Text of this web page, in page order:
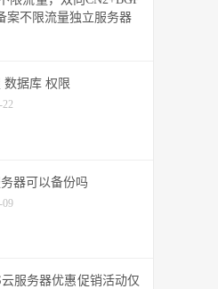
案不限流量独立服务器
数据库 权限
器可以备份吗
09
服务器优惠促销活动仅